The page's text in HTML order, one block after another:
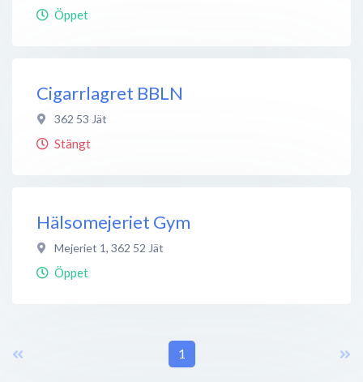
Öppet
Cigarrlagret BBLN
362 53 Jät
Stängt
Hälsomejeriet Gym
Mejeriet 1, 362 52 Jät
Öppet
1